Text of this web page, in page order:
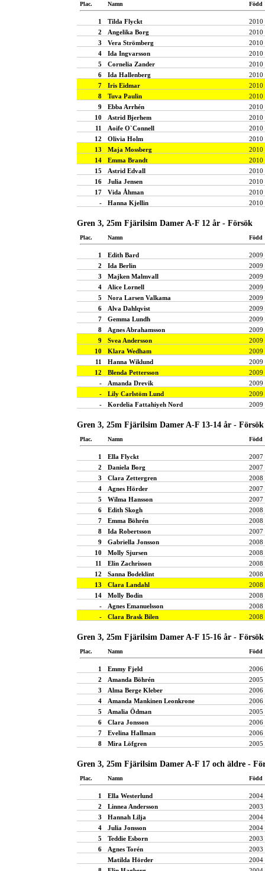
Plac. Namn Född
1 Tilda Flyckt
2010
2
Angelika Borg
2010
3
Vera Strömberg
2010
4
Ida Ingvarsson
2010
5
Cornelia Zander
2010
6
Ida Hallenberg
2010
7
Iris Eidmar
2010
8
Tuva Paulin
2010
9
Ebba Arrhén
2010
10
Astrid Bjerhem
2010
11
Aoife O`Connell
2010
12
Olivia Holm
2010
13
Maja Mossberg
2010
14
Emma Brandt
2010
15
Astrid Edvall
2010
16
Julia Jensen
2010
17
Vida Åhman
2010
-
Hanna Kjellin 2010
Gren 3, 25m Fjärilsim Damer A-F 12 år - Försök
Plac. Namn Född
1 Edith Bard
2009
2
Ida Berlin
2009
3
Majken Malmvall
2009
4
Alice Lornell
2009
5
Nora Larsen Valkama
2009
6
Alva Dahlqvist
2009
7
Gemma Lundh
2009
8
Agnes Abrahamsson
2009
9
Svea Andersson
2009
10
Klara Wedham
2009
11
Hanna Wiklund
2009
12
Blenda Pettersson
2009
-
Amanda Drevik
2009
-
Lily Carlstöm Lund
2009
-
Kordelia Fattahiyeh Nord 2009
Gren 3, 25m Fjärilsim Damer A-F 13-14 år - Försök
Plac. Namn Född
1 Ella Flyckt
2007
2
Daniela Borg
2007
3
Clara Zettergren
2008
4
Agnes Hörder
2007
5
Wilma Hansson
2007
6
Edith Skogh
2008
7
Emma Böhrén
2008
8
Ida Robertsson
2007
9
Gabriella Jonsson
2008
10
Molly Sjursen
2008
11
Elin Zachrisson
2008
12
Sanna Bodeklint
2008
13
Clara Landahl
2008
14
Molly Bodin
2008
-
Agnes Emanuelsson
2008
-
Clara Brask Bilen 2008
Gren 3, 25m Fjärilsim Damer A-F 15-16 år - Försök
Plac. Namn Född
1 Emmy Fjeld
2006
2
Amanda Böhrén
2005
3
Alma Berge Kleber
2006
4
Amanda Mankinen Leonkrone
2006
5
Amalia Ödman
2005
6
Clara Jonsson
2006
7
Evelina Hallman
2006
8
Mira Löfgren 2005
Gren 3, 25m Fjärilsim Damer A-F 17 och äldre -
Plac. Namn Född
1 Ella Westerlund
2004
2
Linnea Andersson
2003
3
Hannah Lilja
2004
4
Julia Jonsson
2004
5
Teddie Esborn
2003
6
Agnes Torén
2003
Matilda Hörder
2004